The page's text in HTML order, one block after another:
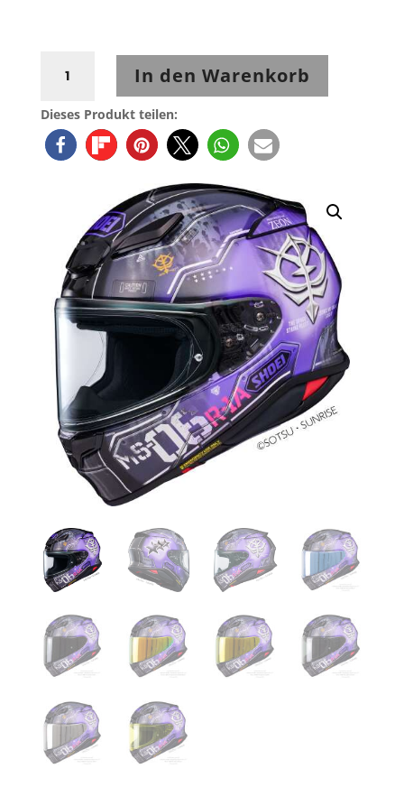
Dieses Produkt teilen:
NXR2
MOBILITY
ZAKU
TC-
In den Warenkorb